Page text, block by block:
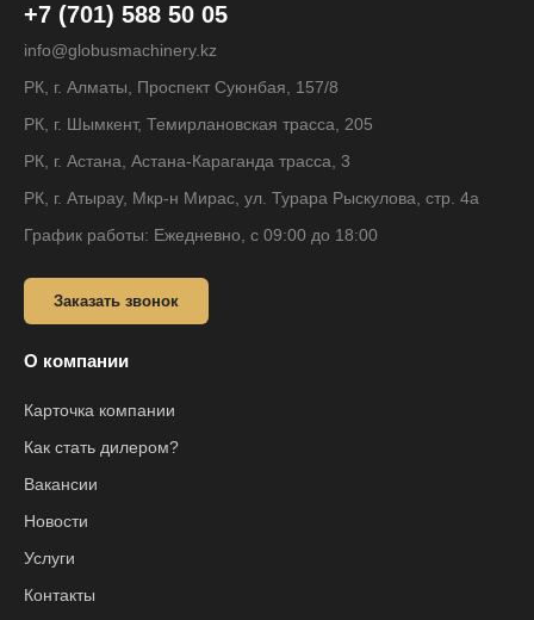
+7 (701) 588 50 05
info@globusmachinery.kz
РК, г. Алматы, Проспект Суюнбая, 157/8
РК, г. Шымкент, Темирлановская трасса, 205
РК, г. Астана, Астана-Караганда трасса, 3
РК, г. Атырау, Мкр-н Мирас, ул. Турара Рыскулова, стр. 4а
График работы: Ежедневно, с 09:00 до 18:00
Заказать звонок
О компании
Карточка компании
Как стать дилером?
Вакансии
Новости
Услуги
Контакты